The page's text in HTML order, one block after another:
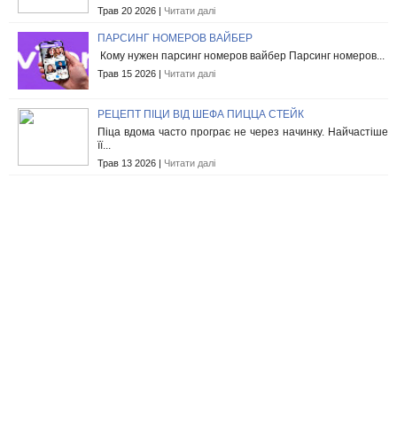
Трав 20 2026 | Читати далі
ПАРСИНГ НОМЕРОВ ВАЙБЕР
Кому нужен парсинг номеров вайбер Парсинг номеров...
Трав 15 2026 | Читати далі
РЕЦЕПТ ПІЦИ ВІД ШЕФА ПИЦЦА СТЕЙК
Піца вдома часто програє не через начинку. Найчастіше
її...
Трав 13 2026 | Читати далі